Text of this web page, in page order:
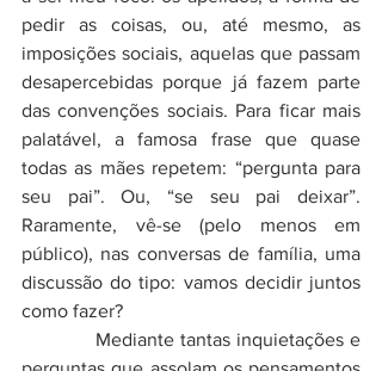
pedir as coisas, ou, até mesmo, as
imposições sociais, aquelas que passam
desapercebidas porque já fazem parte
das convenções sociais. Para ficar mais
palatável, a famosa frase que quase
todas as mães repetem: “pergunta para
seu pai”. Ou, “se seu pai deixar”.
Raramente, vê-se (pelo menos em
público), nas conversas de família, uma
discussão do tipo: vamos decidir juntos
como fazer?